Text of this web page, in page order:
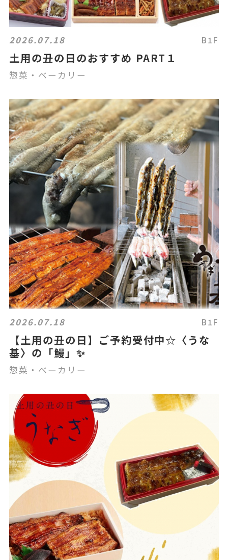
2026.07.18 B1F
土用の丑の日のおすすめ PART１
惣菜・ベーカリー
2026.07.18 B1F
【土用の丑の日】ご予約受付中☆〈うな
基〉の「鰻」✨
惣菜・ベーカリー